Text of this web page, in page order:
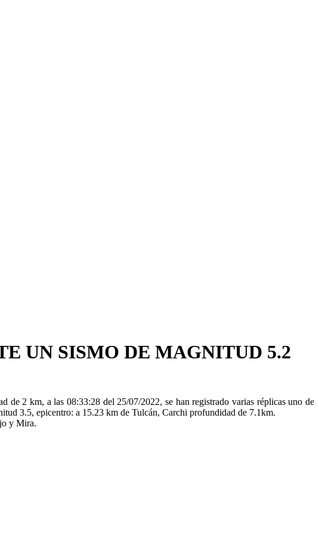
UN SISMO DE MAGNITUD 5.2
2 km, a las 08:33:28 del 25/07/2022, se han registrado varias réplicas uno de
3.5, epicentro: a 15.23 km de Tulcán, Carchi profundidad de 7.1km.
y Mira.